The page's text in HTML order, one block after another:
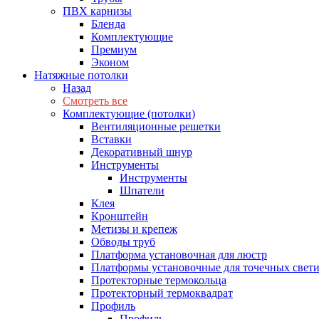
ПВХ карнизы
Бленда
Комплектующие
Премиум
Эконом
Натяжные потолки
Назад
Смотреть все
Комплектующие (потолки)
Вентиляционные решетки
Вставки
Декоративный шнур
Инструменты
Инструменты
Шпатели
Клея
Кронштейн
Метизы и крепеж
Обводы труб
Платформа установочная для люстр
Платформы установочные для точечных
Протекторные термокольца
Протекторный термоквадрат
Профиль